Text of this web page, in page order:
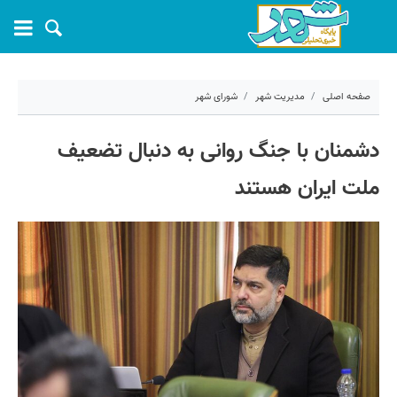
صفحه اصلی مدیریت شهر شورای شهر
دشمنان با جنگ روانی به دنبال تضعیف
ملت ایران هستند